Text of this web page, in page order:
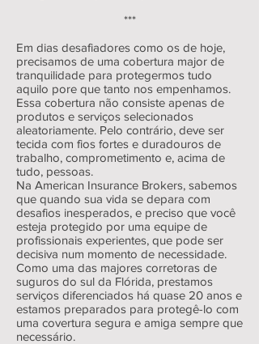
***
Em dias desafiadores como os de hoje,
precisamos de uma cobertura major de
tranquilidade para protegermos tudo
aquilo pore que tanto nos empenhamos.
Essa cobertura não consiste apenas de
produtos e serviços selecionados
aleatoriamente. Pelo contrário, deve ser
tecida com fios fortes e duradouros de
trabalho, comprometimento e, acima de
tudo, pessoas.
Na American Insurance Brokers, sabemos
que quando sua vida se depara com
desafios inesperados, e preciso que você
esteja protegido por uma equipe de
profissionais experientes, que pode ser
decisiva num momento de necessidade.
Como uma das majores corretoras de
suguros do sul da Flórida, prestamos
serviços diferenciados há quase 20 anos e
estamos preparados para protegê-lo com
uma covertura segura e amiga sempre que
necessário.